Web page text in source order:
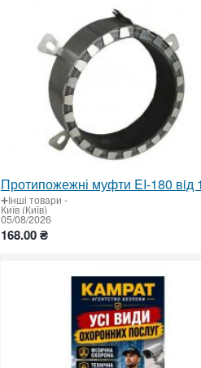
➕Інші товари -
Київ (Київ)
05/08/2026
168.00 ₴